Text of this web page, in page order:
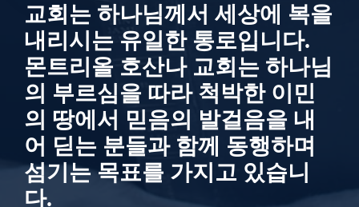
교회는 하나님께서 세상에 복을
내리시는 유일한 통로입니다.
몬트리올 호산나 교회는 하나님
의 부르심을 따라 척박한 이민
의 땅에서 믿음의 발걸음을 내
어 딛는 분들과 함께 동행하며
섬기는 목표를 가지고 있습니
다.